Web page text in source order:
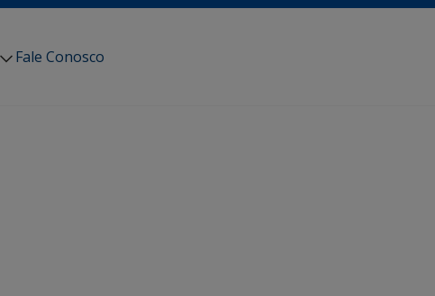
Fale Conosco